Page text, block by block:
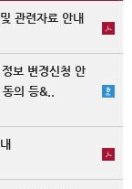
관련자료 안내
보 변경신청 안
의 등&..